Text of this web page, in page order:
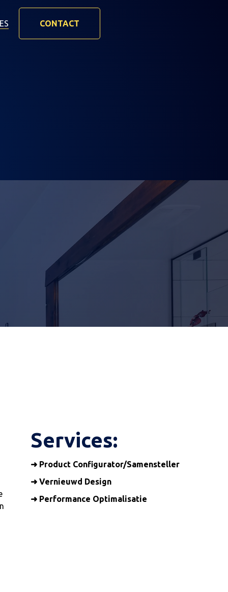
CONTACT
Services:
➜ Product Configurator/Samensteller
➜ Vernieuwd Design
➜ Performance Optimalisatie